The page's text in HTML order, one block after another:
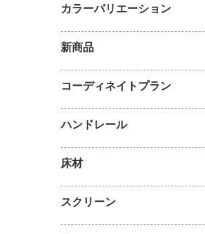
カラーバリエーション
新商品
コーディネイトプラン
ハンドレール
床材
スクリーン